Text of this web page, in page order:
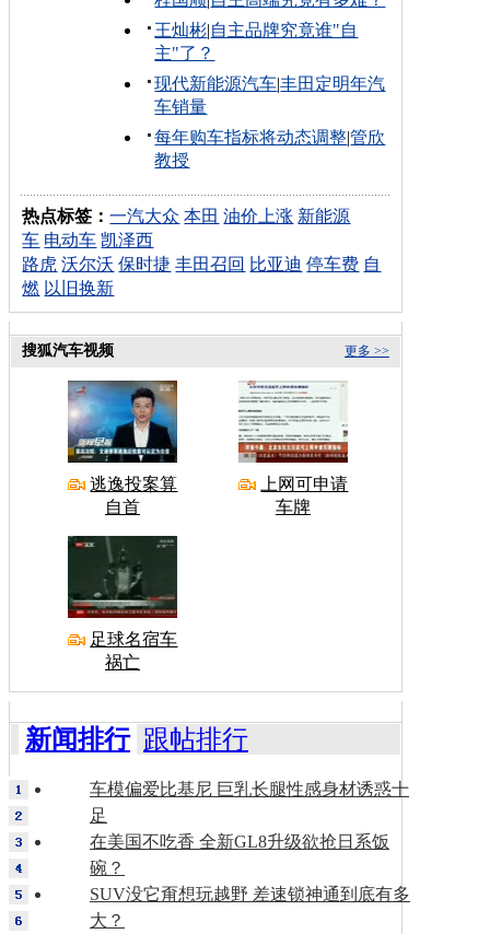
王灿彬|自主品牌究竟谁"自
主"了？
现代新能源汽车|丰田定明年汽
车销量
每年购车指标将动态调整|管欣
教授
热点标签：一汽大众 本田 油价上涨 新能源
车 电动车 凯泽西
路虎 沃尔沃 保时捷 丰田召回 比亚迪 停车费 自
燃 以旧换新
更多 >>
搜狐汽车视频
逃逸投案算
自首
上网可申请
车牌
足球名宿车
祸亡
新闻排行 跟帖排行
车模偏爱比基尼 巨乳长腿性感身材诱惑十
足
在美国不吃香 全新GL8升级欲抢日系饭
碗？
SUV没它甭想玩越野 差速锁神通到底有多
大？